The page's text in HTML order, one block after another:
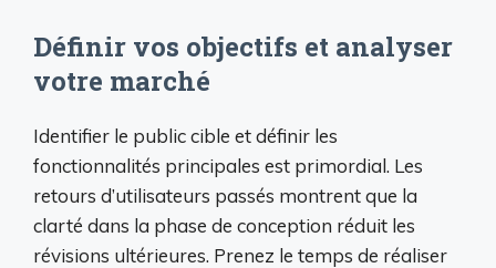
Définir vos objectifs et analyser
votre marché
Identifier le public cible et définir les
fonctionnalités principales est primordial. Les
retours d’utilisateurs passés montrent que la
clarté dans la phase de conception réduit les
révisions ultérieures. Prenez le temps de réaliser